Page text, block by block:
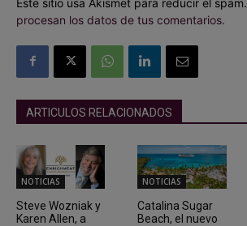
procesan los datos de tus comentarios.
ARTICULOS RELACIONADOS
NOTICIAS
Steve Wozniak y
Karen Allen, a
NOTICIAS
Catalina Sugar
Beach, el nuevo